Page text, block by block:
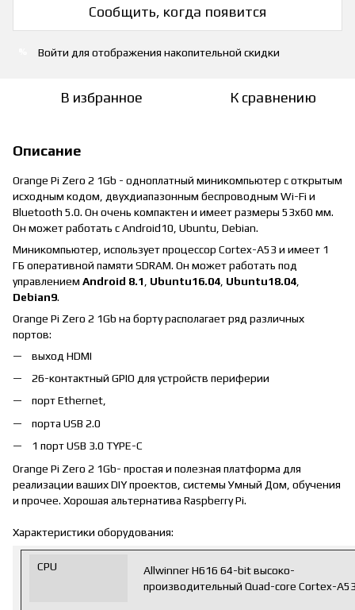
Сообщить, когда появится
Войти для отображения накопительной скидки
В избранное К сравнению
Описание
Orange Pi Zero 2 1Gb - одноплатный миникомпьютер с открытым
исходным кодом,
двухдиапазонным беспроводным Wi-Fi и
Bluetooth 5.0. Он очень компактен и имеет размеры 53x60 мм.
Он может работать с Android10, Ubuntu, Debian.
Миникомпьютер, использует процессор Cortex-A53 и имеет 1
ГБ оперативной памяти SDRAM. Он может работать под
управлением Android 8.1 Ubuntu16.04 Ubuntu18.04
Debian9.
Orange Pi Zero 2 1Gb на борту располагает ряд различных
портов:
выход HDMI
26-контактный GPIO для устройств периферии
порт Ethernet,
порта USB 2.0
1 порт USB 3.0 TYPE-C
Orange Pi Zero 2 1Gb- простая и полезная платформа для
реализации ваших DIY проектов, системы Умный Дом, обучения
и прочее. Хорошая альтернатива Raspberry Pi.
Характеристики оборудования:
CPU
Allwinner H616 64-bit высоко-
производительный Quad-core Cortex-